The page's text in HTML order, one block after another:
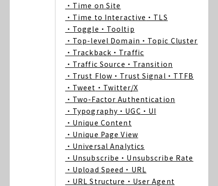
・Time on Site
・Time to Interactive ・TLS
・Toggle ・Tooltip
・Top-level Domain ・Topic Cluster
・Trackback ・Traffic
・Traffic Source ・Transition
・Trust Flow ・Trust Signal ・TTFB
・Tweet ・Twitter/X
・Two-Factor Authentication
・Typography ・UGC ・UI
・Unique Content
・Unique Page View
・Universal Analytics
・Unsubscribe ・Unsubscribe Rate
・Upload Speed ・URL
・URL Structure ・User Agent